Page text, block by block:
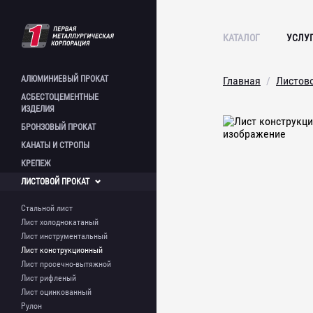
КАТАЛОГ
Лист алюминиевый
Плита алюминиевая
Пруток алюминиевый
Швеллер алюминиевый
Труба алюминиевая
алюминиевая
Уголок алюминиевый
АЛЮМИНИЕВЫЙ ПРОКАТ
Шифер асбестоцементный
Асбестоцементная труба
АСБЕСТОЦЕМЕНТНЫЕ
ИЗДЕЛИЯ
Шестигранник бронзовый
Труба бронзовая
БРОНЗОВЫЙ ПРОКАТ
КАНАТЫ И СТРОПЫ
Шпилька
Метизы
КРЕПЕЖ
Стальной лист
Лист холоднокатаный
Лист инструментальный
Лист конструкционный
Лист просечно-вытяжной
Лист рифленый
Лист оцинкованный
Рулон
ЛИСТОВОЙ ПРОКАТ
Главная